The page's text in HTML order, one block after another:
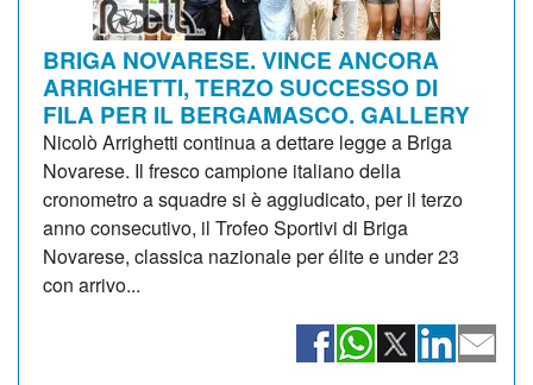
BRIGA NOVARESE. VINCE ANCORA
ARRIGHETTI, TERZO SUCCESSO DI
FILA PER IL BERGAMASCO. GALLERY
Nicolò Arrighetti continua a dettare legge a Briga
Novarese. Il fresco campione italiano della
cronometro a squadre si è aggiudicato, per il terzo
anno consecutivo, il Trofeo Sportivi di Briga
Novarese, classica nazionale per élite e under 23
con arrivo...